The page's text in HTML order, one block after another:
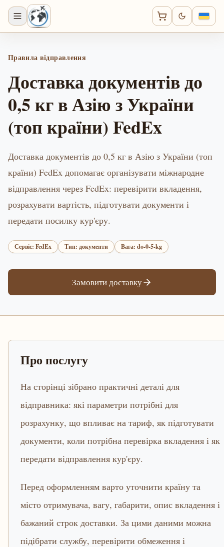
Правила відправлення
Доставка документів до
0,5 кг в Азію з України
(топ країни) FedEx
Доставка документів до 0,5 кг в Азію з України (топ
країни) FedEx допомагає організувати міжнародне
відправлення через FedEx: перевірити вкладення,
розрахувати вартість, підготувати документи і
передати посилку кур'єру.
Сервіс: FedEx Тип: документи Вага: do-0-5-kg
Замовити доставку
Про послугу
На сторінці зібрано практичні деталі для
відправника: які параметри потрібні для
розрахунку, що впливає на тариф, як підготувати
документи, коли потрібна перевірка вкладення і як
передати відправлення кур'єру.
Перед оформленням варто уточнити країну та
місто отримувача, вагу, габарити, опис вкладення і
бажаний строк доставки. За цими даними можна
підібрати службу, перевірити обмеження і